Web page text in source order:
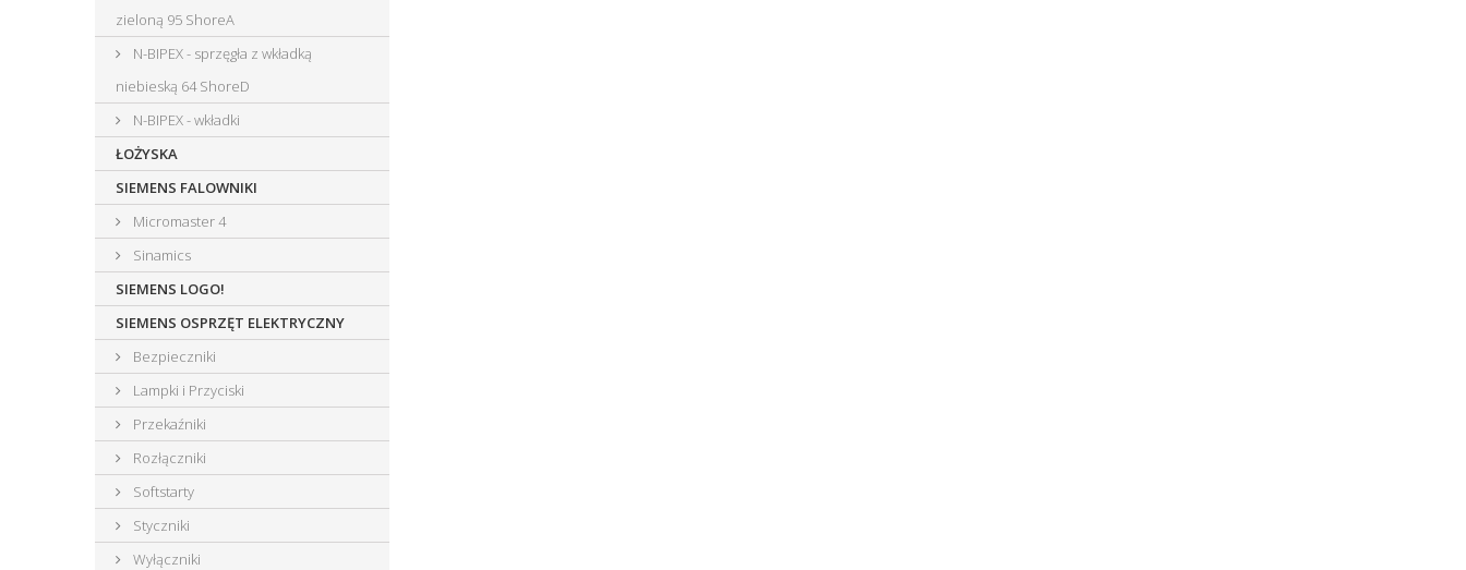
zieloną 95 ShoreA
N-BIPEX - sprzęgła z wkładką
niebieską 64 ShoreD
N-BIPEX - wkładki
ŁOŻYSKA
SIEMENS FALOWNIKI
Micromaster 4
Sinamics
SIEMENS LOGO!
SIEMENS OSPRZĘT ELEKTRYCZNY
Bezpieczniki
Lampki i Przyciski
Przekaźniki
Rozłączniki
Softstarty
Styczniki
Wyłączniki